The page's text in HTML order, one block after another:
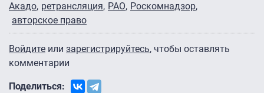
Акадо ретрансляция РАО Роскомнадзор
авторское право
Войдите или зарегистрируйтесь, чтобы оставлять
комментарии
Поделиться: